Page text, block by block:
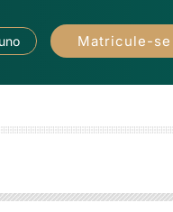
Matricule-se